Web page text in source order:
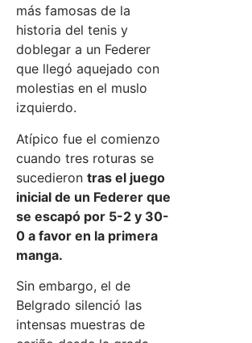
más famosas de la
historia del tenis y
doblegar a un Federer
que llegó aquejado con
molestias en el muslo
izquierdo.
Atípico fue el comienzo
cuando tres roturas se
sucedieron tras el juego
inicial de un Federer que
se escapó por 5-2 y 30-
0 a favor en la primera
manga.
Sin embargo, el de
Belgrado silenció las
intensas muestras de